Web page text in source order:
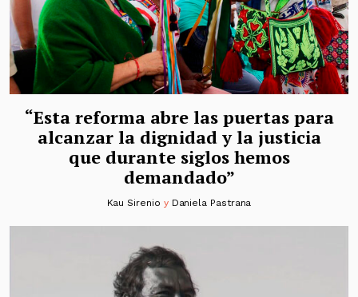
“Esta reforma abre las puertas para
alcanzar la dignidad y la justicia
que durante siglos hemos
demandado”
Kau Sirenio y Daniela Pastrana